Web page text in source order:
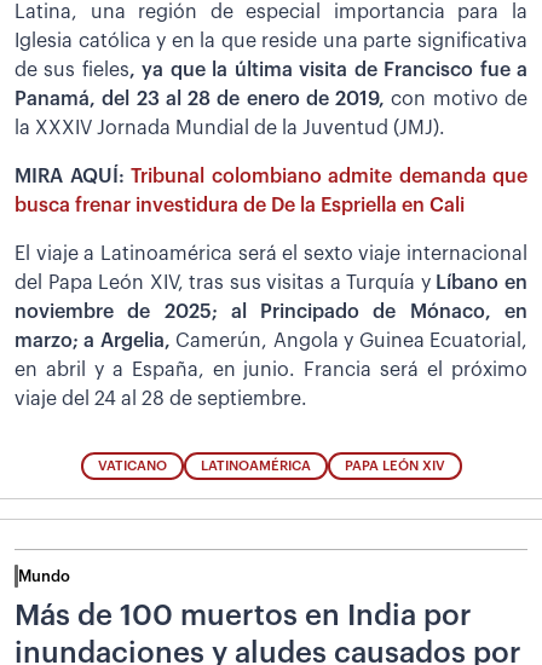
Latina, una región de especial importancia para la
Iglesia católica y en la que reside una parte significativa
de sus fieles, ya que la última visita de Francisco fue a
Panamá, del 23 al 28 de enero de 2019,con motivo de
la XXXIV Jornada Mundial de la Juventud (JMJ).
MIRA AQUÍ: Tribunal colombiano admite demanda que
busca frenar investidura de De la Espriella en Cali
El viaje a Latinoamérica será el sexto viaje internacional
del Papa León XIV, tras sus visitas a Turquía y Líbano en
noviembre de 2025; al Principado de Mónaco, en
marzo; a Argelia, Camerún, Angola y Guinea Ecuatorial,
en abril y a España, en junio. Francia será el próximo
viaje del 24 al 28 de septiembre.
VATICANO LATINOAMÉRICA PAPA LEÓN XIV
Mundo
Más de 100 muertos en India por
inundaciones y aludes causados por